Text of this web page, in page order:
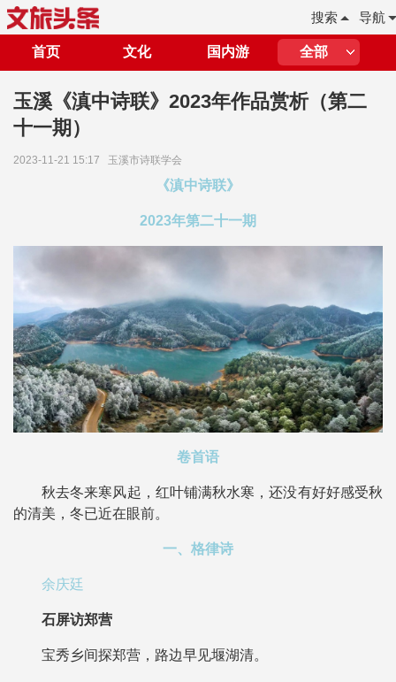
导航
搜索
首页 文化 国内游 全部
玉溪《滇中诗联》2023年作品赏析（第二
十一期）
2023-11-21 15:17 玉溪市诗联学会
《滇中诗联》
2023年第二十一期
卷首语
秋去冬来寒风起，红叶铺满秋水寒，还没有好好感受秋
的清美，冬已近在眼前。
一、格律诗
余庆廷
石屏访郑营
宝秀乡间探郑营，路边早见堰湖清。